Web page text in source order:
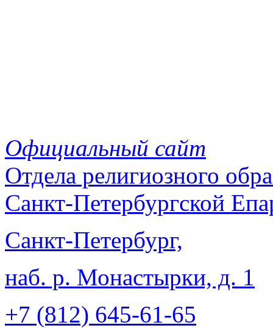
Официальный сайт
Отдела религиозного
Санкт-Петербургской
Санкт-Петербург,
наб. р. Монастырки, д. 1
+7 (812) 645-61-65